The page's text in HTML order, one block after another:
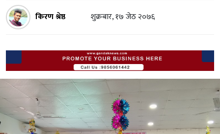
किरण श्रेष्ठ शुक्रबार, १७ जेठ २०७६